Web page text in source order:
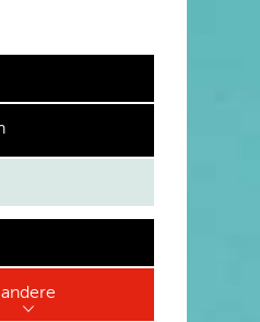
andere